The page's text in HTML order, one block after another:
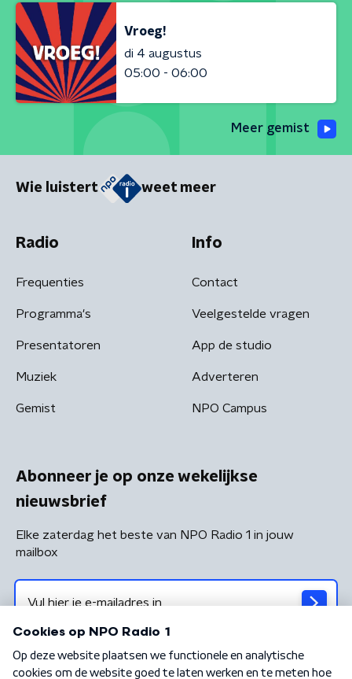
Vroeg!
di 4 augustus
05:00 - 06:00
Meer gemist
Wie luistert weet meer
Radio
Frequenties
Programma's
Presentatoren
Muziek
Gemist
Info
Contact
Veelgestelde vragen
App de studio
Adverteren
NPO Campus
Abonneer je op onze wekelijkse
nieuwsbrief
Elke zaterdag het beste van NPO Radio 1 in jouw
mailbox